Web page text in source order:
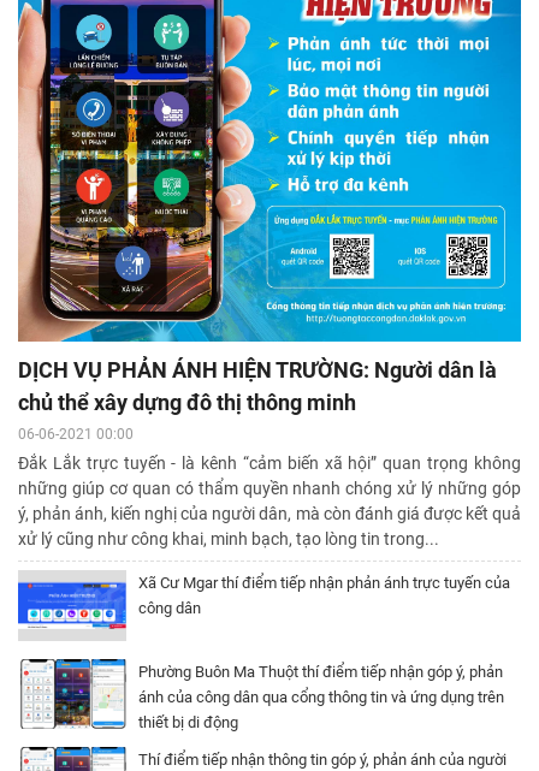
DỊCH VỤ PHẢN ÁNH HIỆN TRƯỜNG: Người dân là
chủ thể xây dựng đô thị thông minh
06-06-2021 00:00
Đắk Lắk trực tuyến - là kênh “cảm biến xã hội” quan trọng không
những giúp cơ quan có thẩm quyền nhanh chóng xử lý những góp
ý, phản ánh, kiến nghị của người dân, mà còn đánh giá được kết quả
xử lý cũng như công khai, minh bạch, tạo lòng tin trong...
Xã Cư Mgar thí điểm tiếp nhận phản ánh trực tuyến của
công dân
Phường Buôn Ma Thuột thí điểm tiếp nhận góp ý, phản
ánh của công dân qua cổng thông tin và ứng dụng trên
thiết bị di động
Thí điểm tiếp nhận thông tin góp ý, phản ánh của người